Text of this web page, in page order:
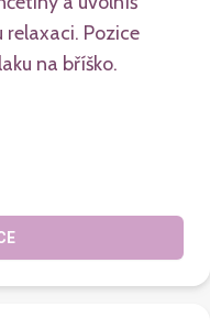
relaxaci. Pozice
na bříško.